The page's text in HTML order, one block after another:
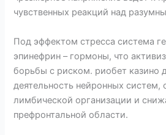
чувственных реакций над
Под эффектом стресса система
эпинефрин – гормоны, что
борьбы с риском. риобет казино
деятельность нейронных систем,
лимбической организации и
префронтальной области.